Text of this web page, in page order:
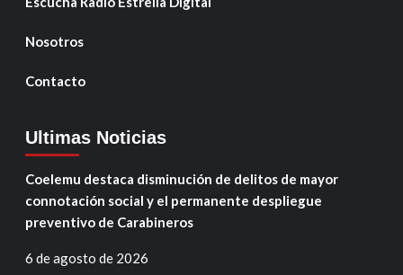
Nosotros
Contacto
Ultimas Noticias
Coelemu destaca disminución de delitos de mayor
connotación social y el permanente despliegue
preventivo de Carabineros
6 de agosto de 2026